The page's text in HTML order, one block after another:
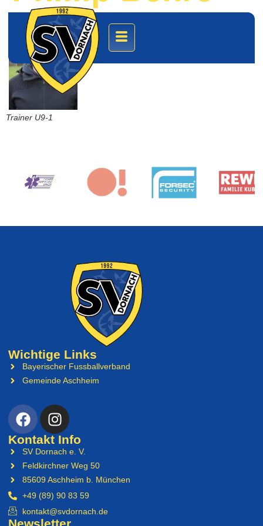
Trainer U9-1
Wichtige Links
Bayerischer Fussballverband
Gemeinde Aschheim
Kontakt Info
SV Dornach e. V.
Feldkirchner Weg 50
85609 Aschheim b. München
+49 (89) 90 83 59
kontakt@svdornach.de